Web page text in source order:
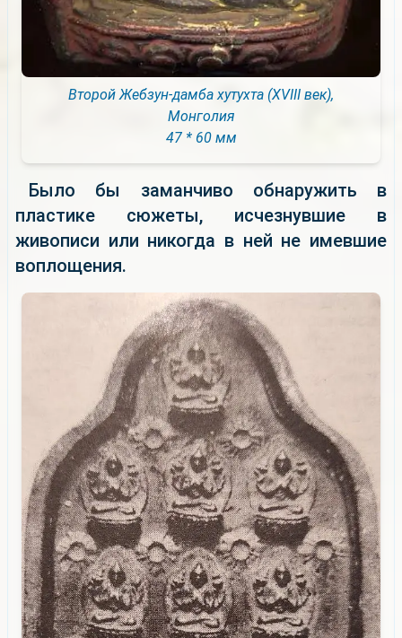
Второй Жебзун-дамба хутухта (XVIII век),
Монголия
47 * 60 мм
Было бы заманчиво обнаружить в
пластике сюжеты, исчезнувшие в
живописи или никогда в ней не имевшие
воплощения.